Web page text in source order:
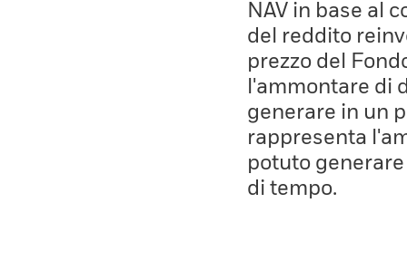
NAV in base al
del reddito
prezzo del
l'ammontare di
generare in un
rappresenta
potuto
di tempo.